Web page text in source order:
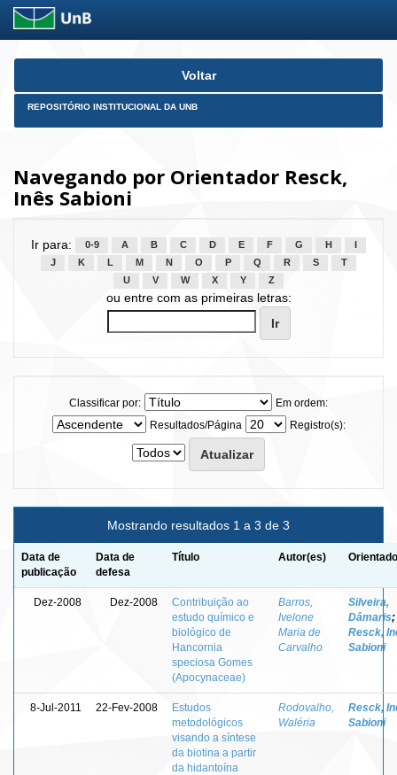
Skip
Voltar
REPOSITÓRIO INSTITUCIONAL DA UNB
Navegando por Orientador Resck,
Inês Sabioni
Ir para: 0-9 A B C D E F G H
J
K L M N O P Q R S
T
U
V W X Y Z
ou entre com as primeiras letras:
Classificar por:
Em ordem:
Resultados/Página
Registro(s):
Mostrando resultados 1 a 3 de 3
Data de
publicação
Data de
defesa
Título Autor(es)
Dez-2008 Dez-2008
Contribuição ao
estudo químico e
biológico de
Hancornia
speciosa Gomes
(Apocynaceae)
Barros,
Ivelone
Maria de
Carvalho
Silveira,
Dâmaris;
Resck,
Sabioni
8-Jul-2011 22-Fev-2008
Estudos
metodológicos
visando a síntese
da biotina a partir
da hidantoína
Rodovalho,
Waléria
Resck,
Sabioni